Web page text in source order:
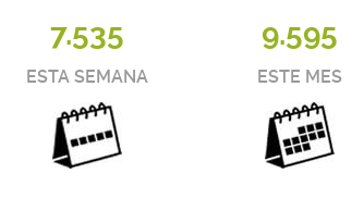
7.535
ESTA SEMANA
9.595
ESTE MES